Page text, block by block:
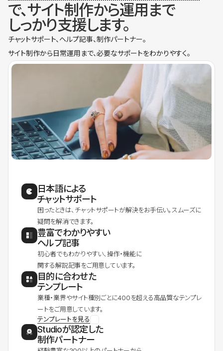
で、サイト制作から運用まで
しっかり支援します。
チャットサポート、ヘルプ記事、制作パートナー。
サイト制作から日常運用まで、必要なサポートをわかりやすく。
日本語による
チャットサポート
困ったときは、チャットサポートが解決をお手伝い。スムーズに
疑問を解消できます。
豊富でわかりやすい
ヘルプ記事
初心者でもわかりやすい、操作・機能に
関する解説記事をご用意しています。
目的に合わせた
テンプレート
業種・業界やサイト種別ごとに400を超える高品質なテンプレ
ートをご用意しています。
テンプレートを見る
Studioが認定した
制作パートナー